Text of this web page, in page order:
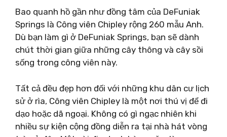
Bao quanh hồ gần như đồng tâm của DeFuniak
Springs là Công viên Chipley rộng 260 mẫu Anh.
Dù bạn làm gì ở DeFuniak Springs, bạn sẽ dành
chút thời gian giữa những cây thông và cây sồi
sống trong công viên này.
Tất cả đều đẹp hơn đối với những khu dân cư lịch
sử ở rìa, Công viên Chipley là một nơi thú vị để đi
dạo hoặc dã ngoại. Không có gì ngạc nhiên khi
nhiều sự kiện cộng đồng diễn ra tại nhà hát vòng